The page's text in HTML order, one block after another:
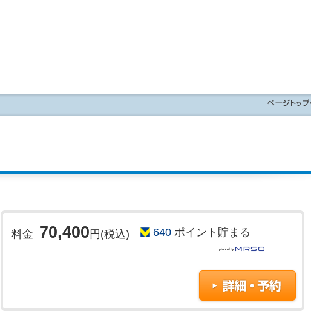
検査開始時間はAグループ、Bグループで異なります。
ますのでご了承ください。
インターネットでのご予約は『仮予約』となります。予約はまだ確定しておりませ
料金 70,400円(税込) 640 ポイント貯まる